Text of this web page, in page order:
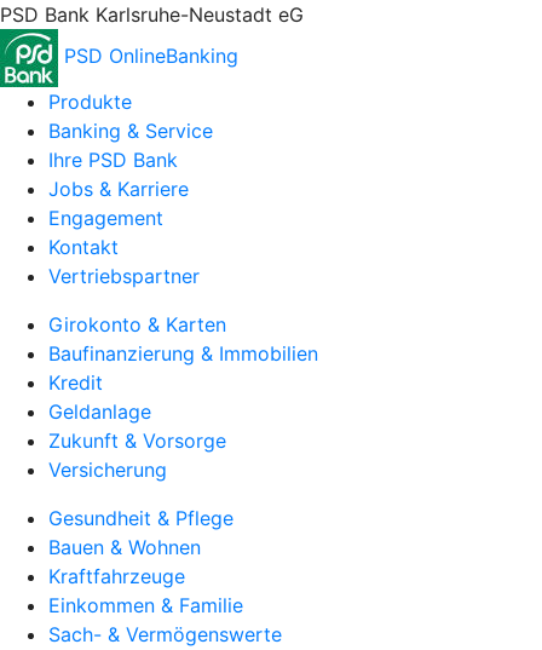
PSD Bank Karlsruhe-Neustadt eG
PSD OnlineBanking
Produkte
Banking & Service
Ihre PSD Bank
Jobs & Karriere
Engagement
Kontakt
Vertriebspartner
Girokonto & Karten
Baufinanzierung & Immobilien
Kredit
Geldanlage
Zukunft & Vorsorge
Versicherung
Gesundheit & Pflege
Bauen & Wohnen
Kraftfahrzeuge
Einkommen & Familie
Sach- & Vermögenswerte